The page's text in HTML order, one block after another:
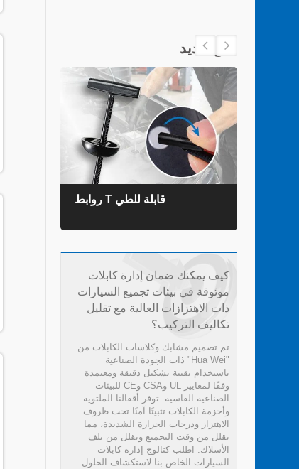
منتج جديد
روابط T قابلة للطي
كيف يمكنك ضمان إدارة كابلات
موثوقة في بيئات تجميع السيارات
ذات الاهتزازات العالية مع تقليل
تكاليف التركيب؟
تم تصميم مشابك وكلاسات الكابلات من
"Hua Wei" ذات الجودة الصناعية
باستخدام تقنية تشكيل دقيقة ومعتمدة
وفقًا لمعايير UL وCSA وCE للبيئات
الصناعية القاسية. توفر أقفالنا الملتوية
وأحزمة الكابلات تثبيتًا آمنًا تحت ظروف
الاهتزاز ودرجات الحرارة الشديدة، مما
يقلل من وقت التجميع ويقلل من تلف
الأسلاك. اطلب كتالوج إدارة كابلات
السيارات الخاص بنا لاستكشاف الحلول